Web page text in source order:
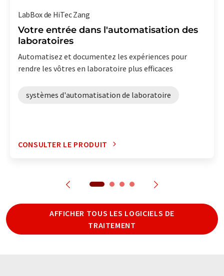
LabBox de HiTec Zang
Votre entrée dans l'automatisation des
laboratoires
Automatisez et documentez les expériences pour
rendre les vôtres en laboratoire plus efficaces
systèmes d'automatisation de laboratoire
CONSULTER LE PRODUIT
AFFICHER TOUS LES LOGICIELS DE
TRAITEMENT